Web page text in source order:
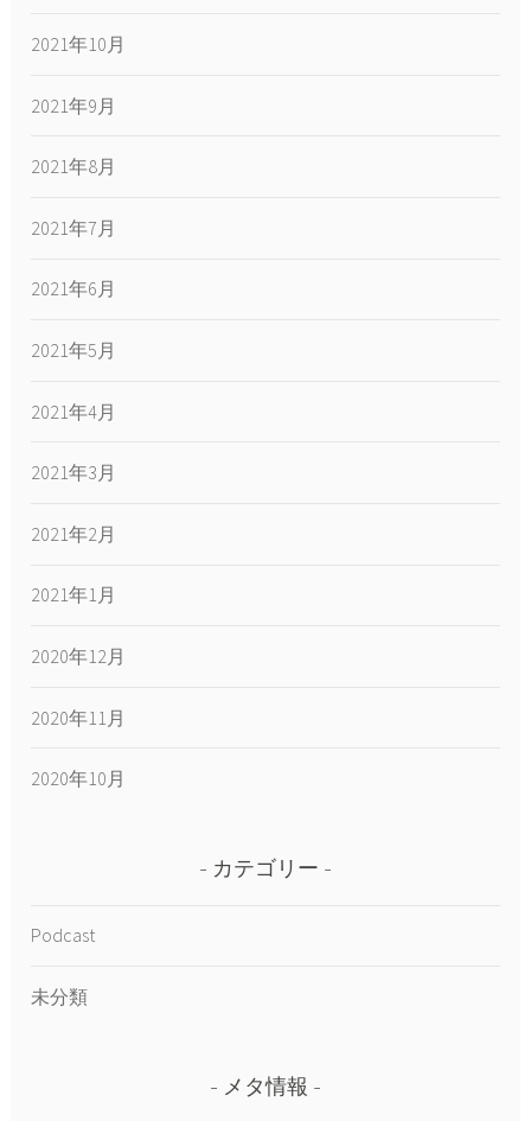
2021年10月
2021年9月
2021年8月
2021年7月
2021年6月
2021年5月
2021年4月
2021年3月
2021年2月
2021年1月
2020年12月
2020年11月
2020年10月
カテゴリー
Podcast
未分類
メタ情報